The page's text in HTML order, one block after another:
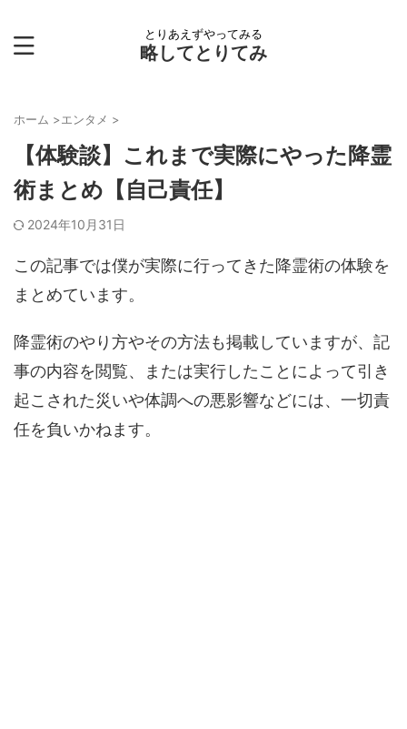
とりあえずやってみる
略してとりてみ
ホーム >エンタメ >
【体験談】これまで実際にやった降霊
術まとめ【自己責任】
2024年10月31日
この記事では僕が実際に行ってきた降霊術の体験を
まとめています。
降霊術のやり方やその方法も掲載していますが、記
事の内容を閲覧、または実行したことによって引き
起こされた災いや体調への悪影響などには、一切責
任を負いかねます。